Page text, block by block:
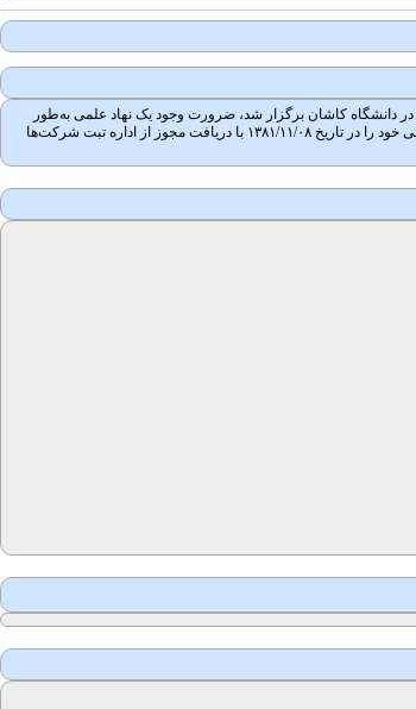
فرش کشور در دانشگاه کاشان برگزار شد، ضرورت وجود یک نهاد علمی به‌طور
جدی احساس شد. پس از پیگیری و مکاتبات بسیار، در جلسه ۱۳۸۱/۰۳/۲۲ تأسیس انجمن علمی فرش ایران در کمیسیون انجمن‌های علمی وزارت علوم تحقیقات و فناوری به تصویب رسید.انجمن فعالیت رسمی خود را در تاریخ ۱۳۸۱/۱۱/۰۸ با دریافت مجوز از اداره تبت شرکت‌ها